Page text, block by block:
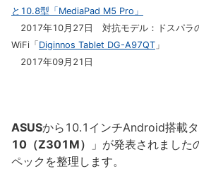
と10.8型「MediaPad M5 Pro」
2017年10月27日 対抗モデル：ドスパラ
WiFi「 Diginnos Tablet DG-A97QT 」
2017年09月21日
ASUSから10.1インチAndroid搭載
10（Z301M）
」が発表されました
ペックを整理します。